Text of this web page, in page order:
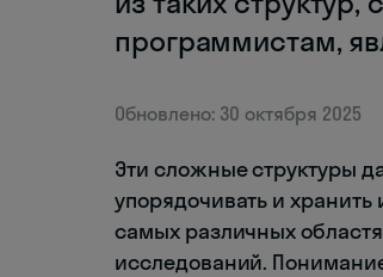
программистам,
Обновлено: 30 октября 2025
Эти сложные структуры
упорядочивать и
самых различных
исследований.